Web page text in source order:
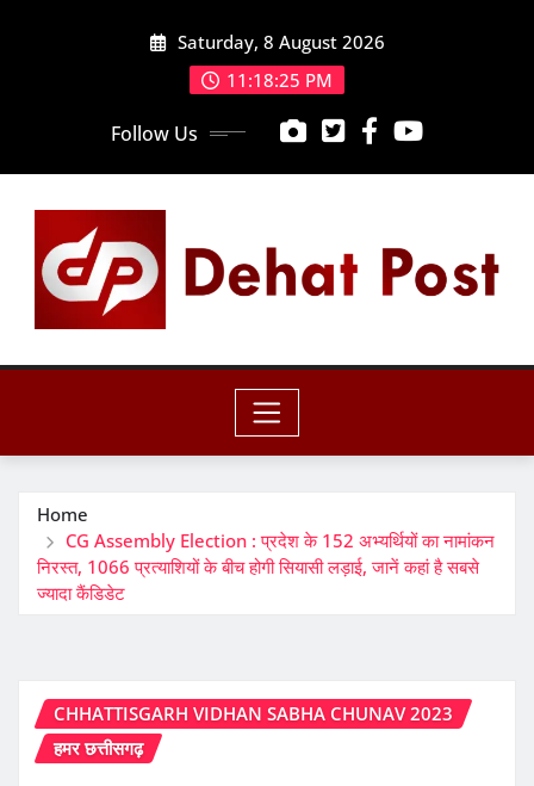
Saturday, 8 August 2026
11:18:27 PM
Follow Us
Home
CG Assembly Election : प्रदेश के 152 अभ्यर्थियों का नामांकन
निरस्त, 1066 प्रत्याशियों के बीच होगी सियासी लड़ाई, जानें कहां है सबसे
ज्यादा कैंडिडेट
CHHATTISGARH VIDHAN SABHA CHUNAV 2023
हमर छत्तीसगढ़